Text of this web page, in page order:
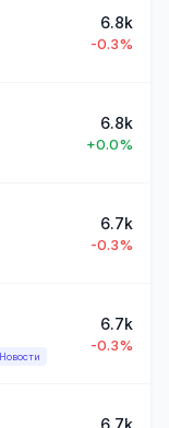
6.8k
-0.3%
6.8k
+0.0%
6.7k
-0.3%
6.7k
-0.3%
6.7k